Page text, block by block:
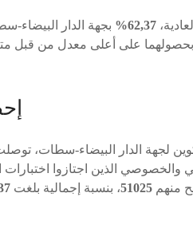
62,37%
بجهة الدار البيضاء-
على أعلى معدل من قبل
لجهة الدار البيضاء-سطات،
الذين اجتازوا اختبارات
منهم 51025، بنسبة إجمالية بلغت